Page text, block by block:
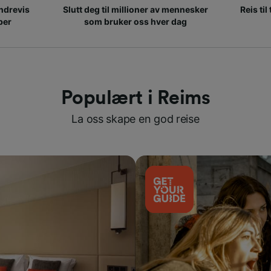
Slutt deg til millioner av mennesker
som bruker oss hver dag
Reis til
Populært i Reims
La oss skape en god reise